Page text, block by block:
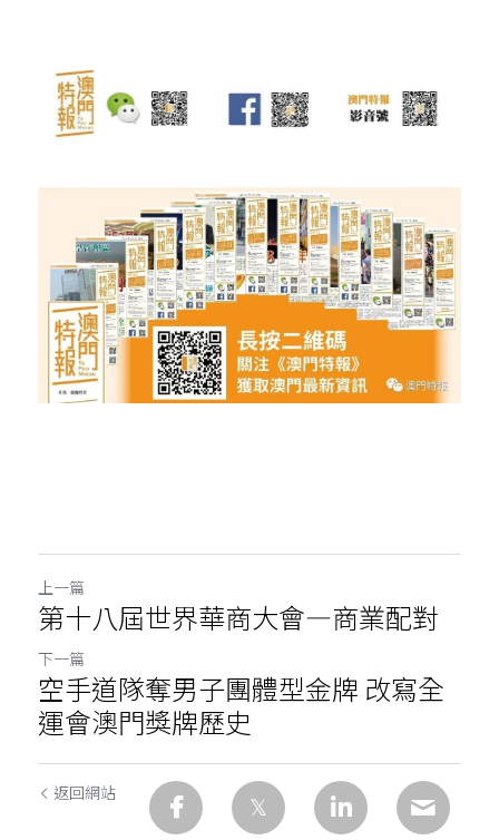
上一篇
第十八屆世界華商大會—商業配對
下一篇
空手道隊奪男子團體型金牌 改寫全
運會澳門獎牌歷史
返回網站